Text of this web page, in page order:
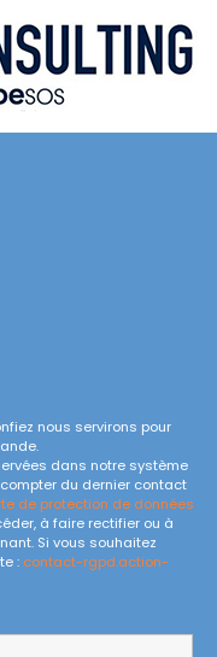
nous servirons pour
dans notre système
du dernier contact
de protection de données
à faire rectifier ou à
Si vous souhaitez
: contact-rgpd.action-